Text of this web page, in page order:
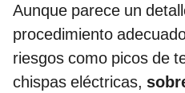
Aunque parece un
procedimiento
riesgos como picos de
chispas eléctricas,